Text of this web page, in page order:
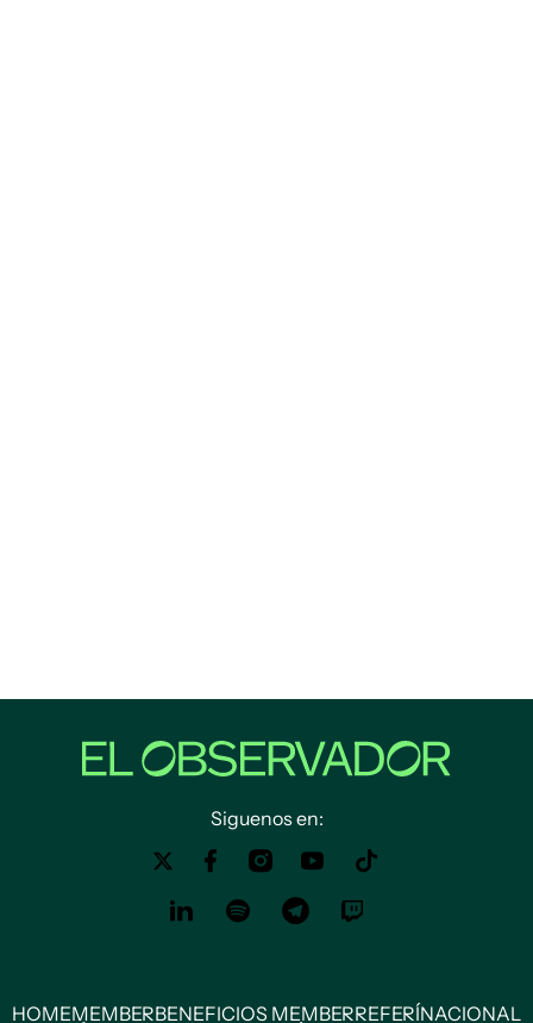
Siguenos en:
HOMEMEMBERBENEFICIOS MEMBERREFERÍNACIONAL